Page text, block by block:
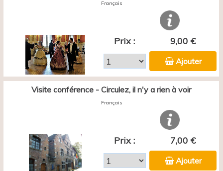
Français
Prix : 9,00 €
Ajouter
Visite conférence - Circulez, il n'y a rien à voir
Français
Prix : 7,00 €
Ajouter